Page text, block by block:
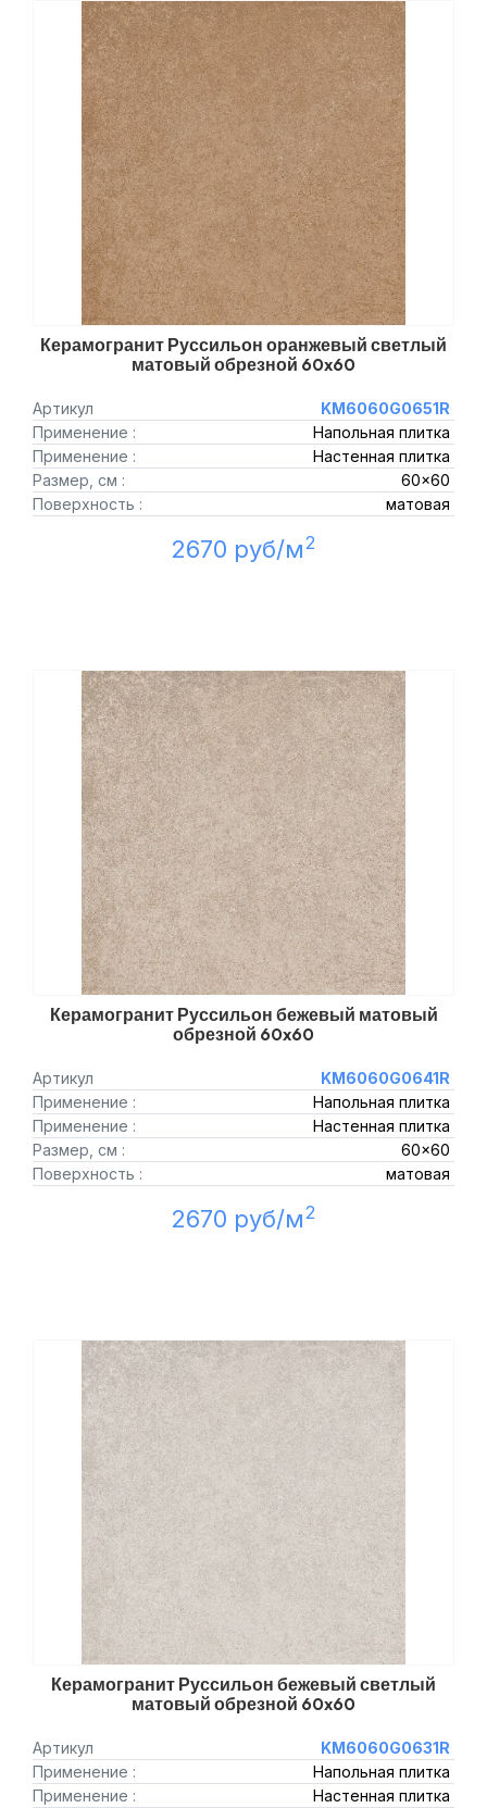
Керамогранит Руссильон оранжевый светлый
матовый обрезной 60x60
Артикул
KM6060G0651R
Применение :
Напольная плитка
Применение :
Настенная плитка
Размер, см :
60x60
Поверхность :
матовая
2670 руб/м2
Керамогранит Руссильон бежевый матовый
обрезной 60x60
Артикул
KM6060G0641R
Применение :
Напольная плитка
Применение :
Настенная плитка
Размер, см :
60x60
Поверхность :
матовая
2670 руб/м2
Керамогранит Руссильон бежевый светлый
матовый обрезной 60x60
Артикул
KM6060G0631R
Применение :
Напольная плитка
Применение :
Настенная плитка